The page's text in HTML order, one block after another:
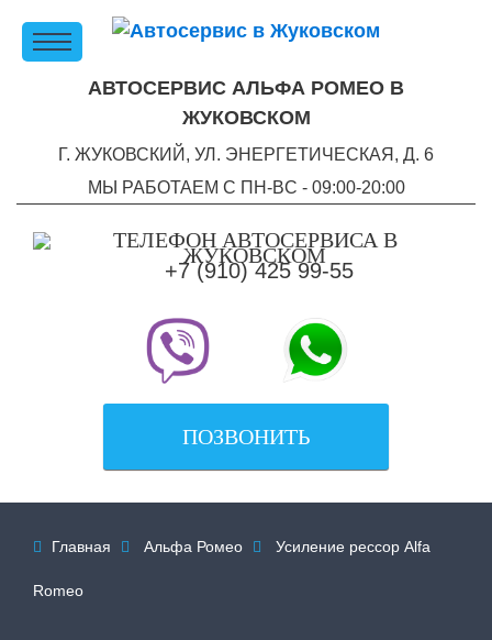
АВТОСЕРВИС АЛЬФА РОМЕО В
ЖУКОВСКОМ
Г. ЖУКОВСКИЙ, УЛ. ЭНЕРГЕТИЧЕСКАЯ, Д. 6
МЫ РАБОТАЕМ С ПН-ВC - 09:00-20:00
+7 (910) 425 99-55
ПОЗВОНИТЬ
 Главная  Альфа Ромео  Усиление рессор Alfa
Romeo